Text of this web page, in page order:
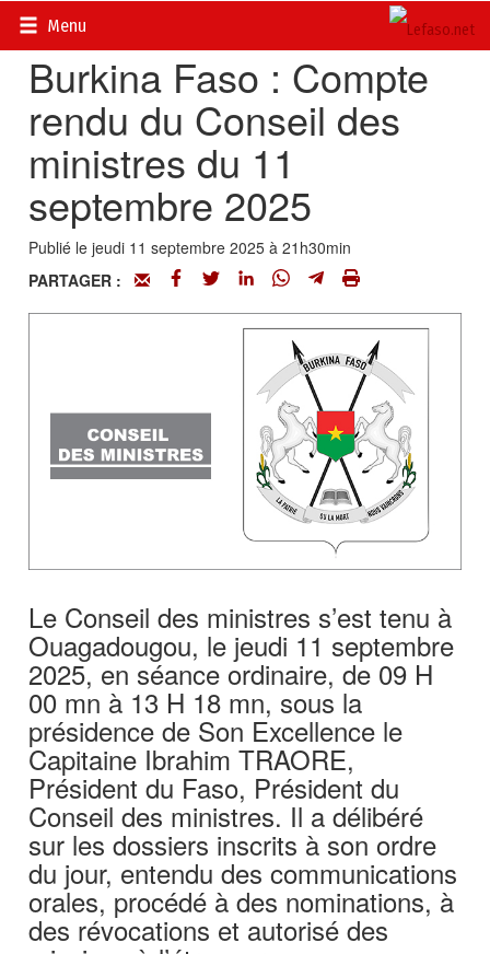
Menu
Accueil>
Burkina Faso : Compte
rendu du Conseil des
ministres du 11
septembre 2025
Publié le jeudi 11 septembre 2025 à 21h30min
PARTAGER :
Le Conseil des ministres s’est tenu à
Ouagadougou, le jeudi 11 septembre
2025, en séance ordinaire, de 09 H
00 mn à 13 H 18 mn, sous la
présidence de Son Excellence le
Capitaine Ibrahim TRAORE,
Président du Faso, Président du
Conseil des ministres. Il a délibéré
sur les dossiers inscrits à son ordre
du jour, entendu des communications
orales, procédé à des nominations, à
des révocations et autorisé des